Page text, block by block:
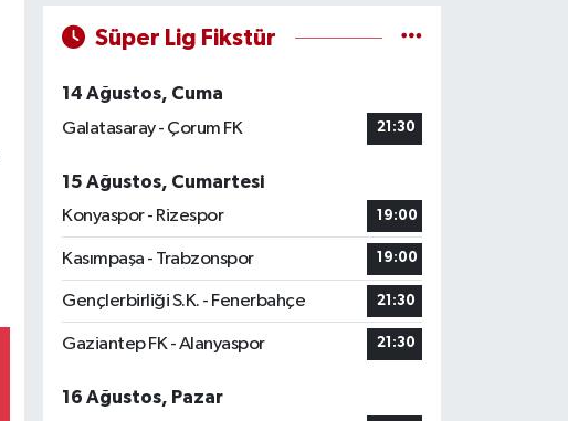
Süper Lig Fikstür
14 Ağustos, Cuma
Galatasaray - Çorum FK
21:30
15 Ağustos, Cumartesi
Konyaspor - Rizespor
19:00
Kasımpaşa - Trabzonspor 19:00
Gençlerbirliği S.K. - Fenerbahçe 21:30
Gaziantep FK - Alanyaspor 21:30
16 Ağustos, Pazar